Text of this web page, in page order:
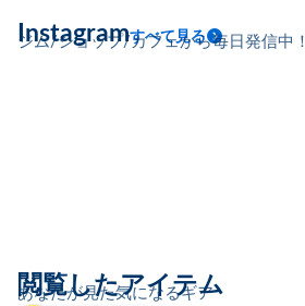
ジム/ショップ/カフェから毎日発信中！
Instagramすべて見る
あなたが見た気になるギア
閲覧したアイテム